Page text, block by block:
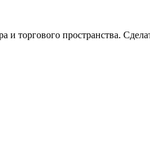
торгового пространства.